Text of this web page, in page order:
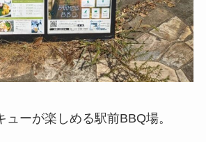
ーが楽しめる駅前BBQ場。